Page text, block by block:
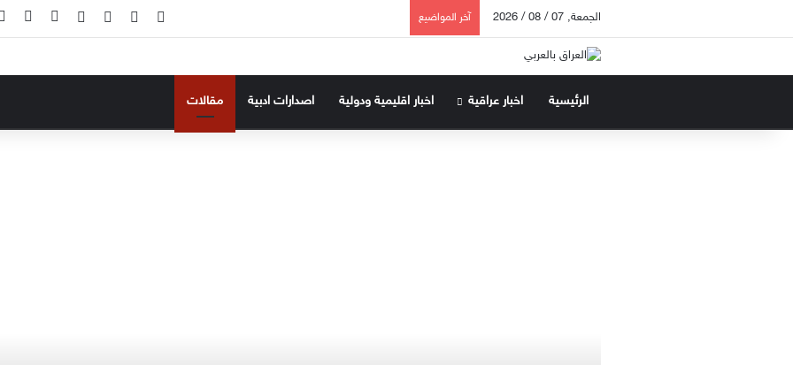
الجمعة, 07 / 08 / 2026 آخر المواضيع فيسبوك ‫YouTubeانستقرامتسجيل
الرئيسية اخبار عراقية اخبار اقليمية ودولية اصدارات ادبية مقالات